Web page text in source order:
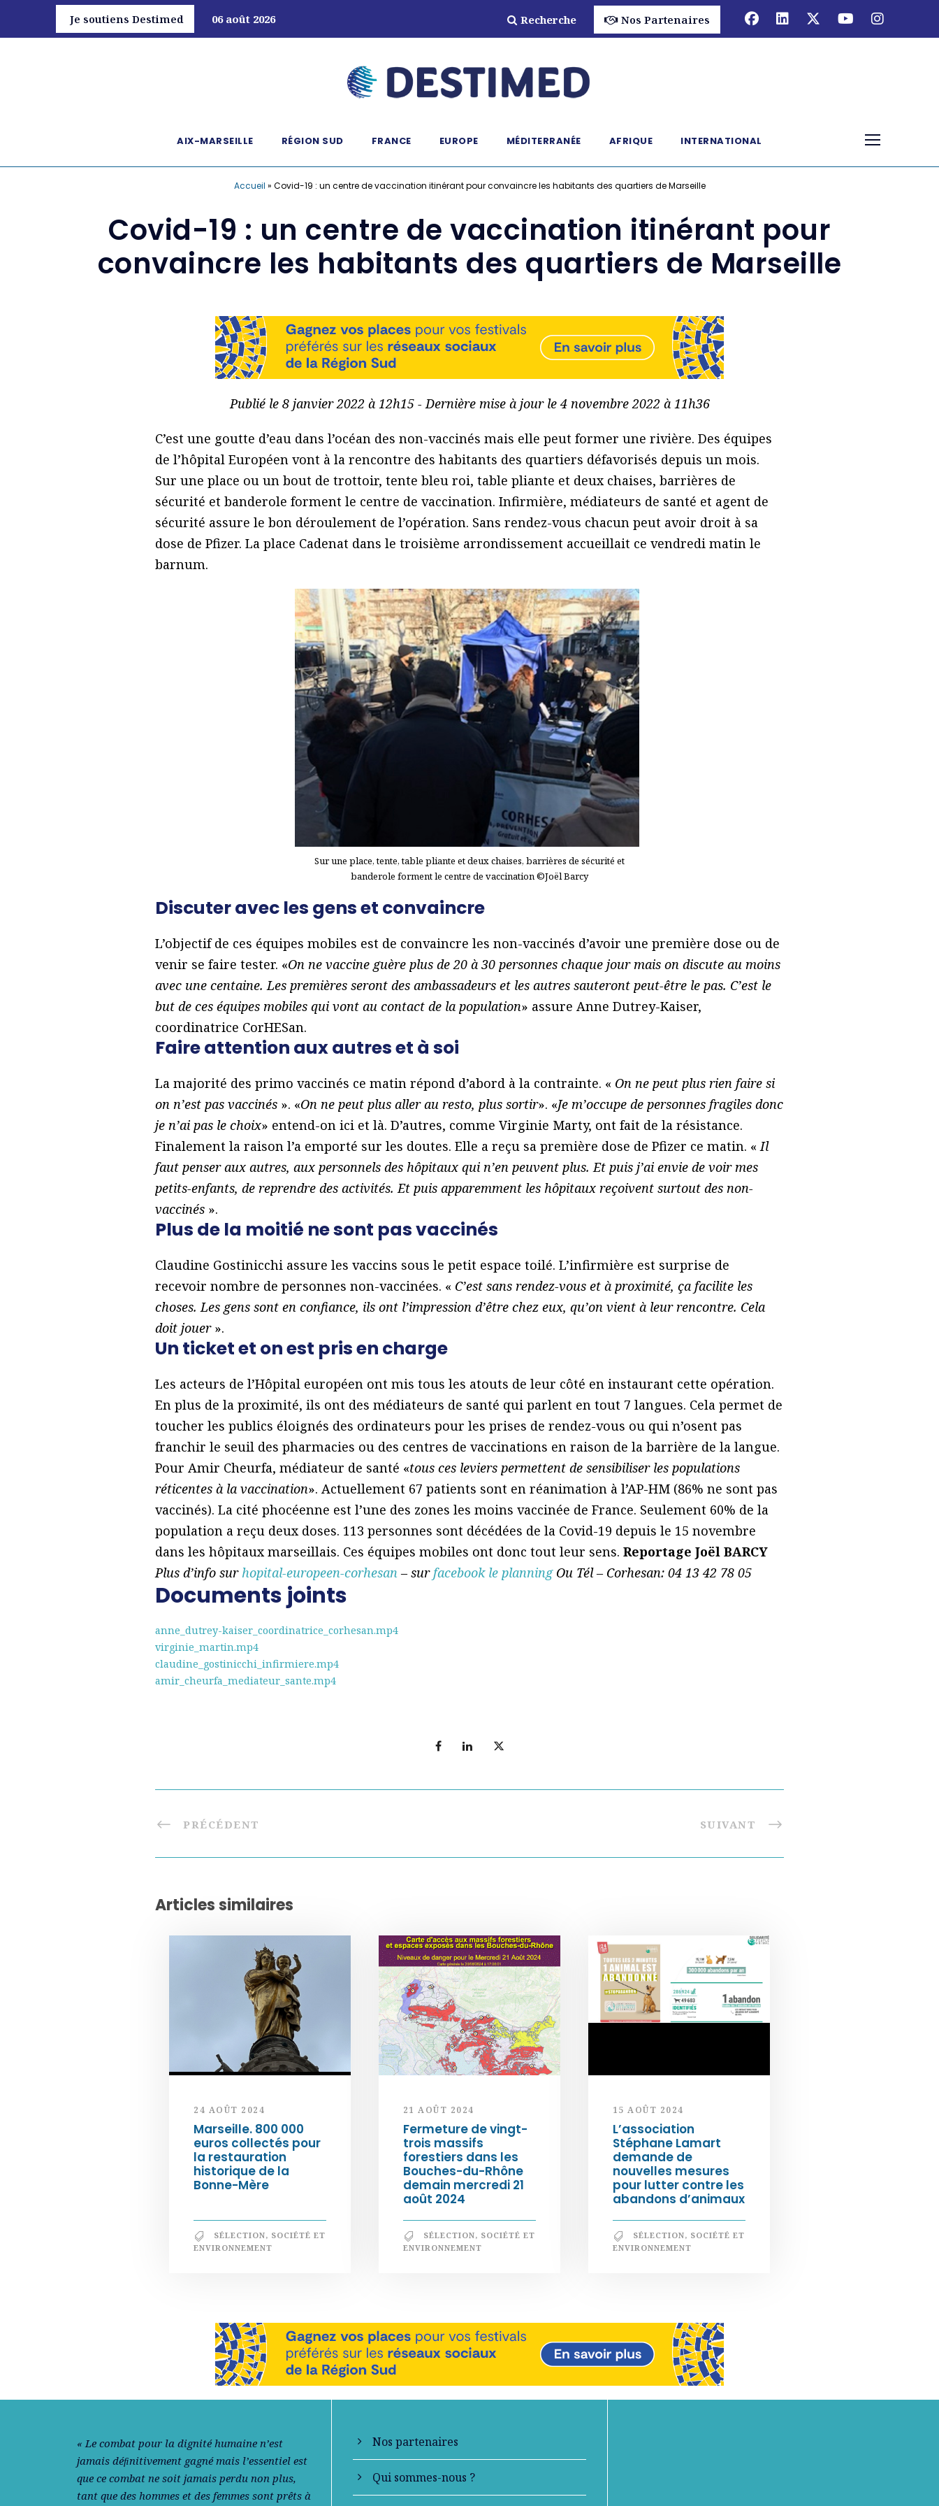
Je soutiens Destimed 06 août 2026 Recherche Nos Partenaires
AIX-MARSEILLE RÉGION SUD FRANCE EUROPE MÉDITERRANÉE AFRIQUE INTERNATIONAL
Accueil » Covid-19 : un centre de vaccination itinérant pour convaincre les habitants des quartiers de Marseille
Covid-19 : un centre de vaccination itinérant pour
convaincre les habitants des quartiers de Marseille
Publié le 8 janvier 2022 à 12h15 - Dernière mise à jour le 4 novembre 2022 à 11h36
C’est une goutte d’eau dans l’océan des non-vaccinés mais elle peut former une rivière. Des équipes
de l’hôpital Européen vont à la rencontre des habitants des quartiers défavorisés depuis un mois.
Sur une place ou un bout de trottoir, tente bleu roi, table pliante et deux chaises, barrières de
sécurité et banderole forment le centre de vaccination. Infirmière, médiateurs de santé et agent de
sécurité assure le bon déroulement de l’opération. Sans rendez-vous chacun peut avoir droit à sa
dose de Pfizer. La place Cadenat dans le troisième arrondissement accueillait ce vendredi matin le
barnum.
Sur une place, tente, table pliante et deux chaises, barrières de sécurité et
banderole forment le centre de vaccination ©Joël Barcy
Discuter avec les gens et convaincre
L’objectif de ces équipes mobiles est de convaincre les non-vaccinés d’avoir une première dose ou de
venir se faire tester. «On ne vaccine guère plus de 20 à 30 personnes chaque jour mais on discute au moins
avec une centaine. Les premières seront des ambassadeurs et les autres sauteront peut-être le pas. C’est le
but de ces équipes mobiles qui vont au contact de la population» assure Anne Dutrey-Kaiser,
coordinatrice CorHESan.
Faire attention aux autres et à soi
La majorité des primo vaccinés ce matin répond d’abord à la contrainte. « On ne peut plus rien faire si
on n’est pas vaccinés ». «On ne peut plus aller au resto, plus sortir». «Je m’occupe de personnes fragiles donc
je n’ai pas le choix» entend-on ici et là. D’autres, comme Virginie Marty, ont fait de la résistance.
Finalement la raison l’a emporté sur les doutes. Elle a reçu sa première dose de Pfizer ce matin. «Il
faut penser aux autres, aux personnels des hôpitaux qui n’en peuvent plus. Et puis j’ai envie de voir mes
petits-enfants, de reprendre des activités. Et puis apparemment les hôpitaux reçoivent surtout des non-
vaccinés ».
Plus de la moitié ne sont pas vaccinés
Claudine Gostinicchi assure les vaccins sous le petit espace toilé. L’infirmière est surprise de
recevoir nombre de personnes non-vaccinées. « C’est sans rendez-vous et à proximité, ça facilite les
choses. Les gens sont en confiance, ils ont l’impression d’être chez eux, qu’on vient à leur rencontre. Cela
doit jouer ».
Un ticket et on est pris en charge
Les acteurs de l’Hôpital européen ont mis tous les atouts de leur côté en instaurant cette opération.
En plus de la proximité, ils ont des médiateurs de santé qui parlent en tout 7 langues. Cela permet de
toucher les publics éloignés des ordinateurs pour les prises de rendez-vous ou qui n’osent pas
franchir le seuil des pharmacies ou des centres de vaccinations en raison de la barrière de la langue.
Pour Amir Cheurfa, médiateur de santé «tous ces leviers permettent de sensibiliser les populations
réticentes à la vaccination». Actuellement 67 patients sont en réanimation à l’AP-HM (86% ne sont pas
vaccinés). La cité phocéenne est l’une des zones les moins vaccinée de France. Seulement 60% de la
population a reçu deux doses. 113 personnes sont décédées de la Covid-19 depuis le 15 novembre
dans les hôpitaux marseillais. Ces équipes mobiles ont donc tout leur sens. Reportage Joël BARCY
Plus d’info sur hopital-europeen-corhesan– surfacebook le planning Ou Tél – Corhesan: 04 13 42 78 05
Documents joints
anne_dutrey-kaiser_coordinatrice_corhesan.mp4
virginie_martin.mp4
claudine_gostinicchi_infirmiere.mp4
amir_cheurfa_mediateur_sante.mp4
PRÉCÉDENT SUIVANT
Articles similaires
24 AOÛT 2024
Marseille. 800 000
euros collectés pour
la restauration
historique de la
Bonne-Mère
SÉLECTION, SOCIÉTÉ ET
ENVIRONNEMENT
21 AOÛT 2024
Fermeture de vingt-
trois massifs
forestiers dans les
Bouches-du-Rhône
demain mercredi 21
août 2024
SÉLECTION, SOCIÉTÉ ET
ENVIRONNEMENT
15 AOÛT 2024
L’association
Stéphane Lamart
demande de
nouvelles mesures
pour lutter contre les
abandons d’animaux
SÉLECTION, SOCIÉTÉ ET
ENVIRONNEMENT
Notre philosophie
« Le combat pour la dignité humaine n’est
jamais déﬁnitivement gagné mais l’essentiel est
que ce combat ne soit jamais perdu non plus,
tant que des hommes et des femmes sont prêts à
En savoir +
Nos partenaires
Qui sommes-nous ?